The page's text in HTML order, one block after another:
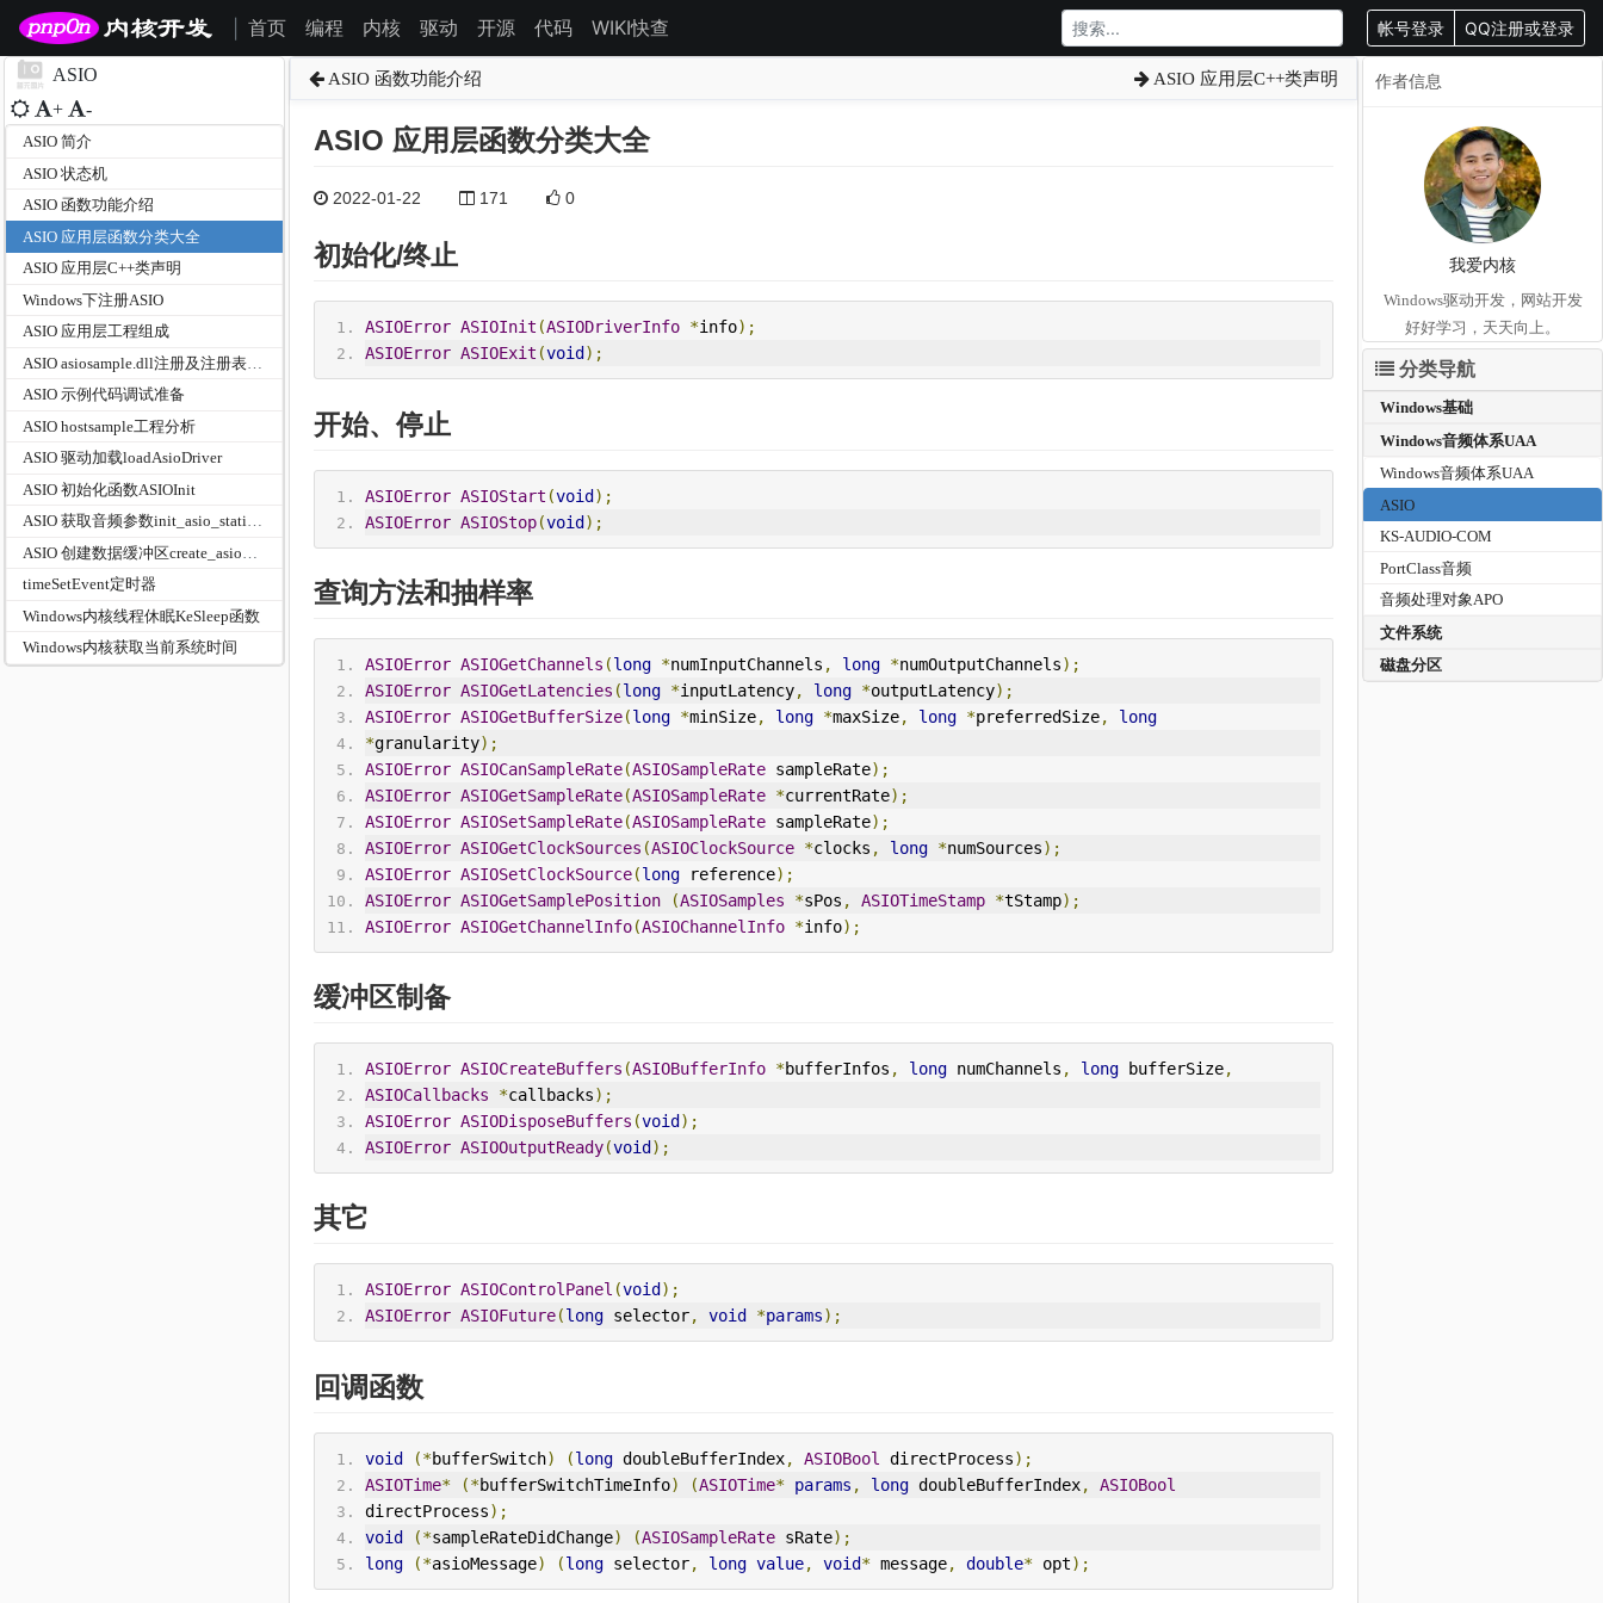
首页 编程 内核 驱动 开源 代码 WIKI快查 帐号登录 QQ注册或登录
ASIO
+ -
ASIO 简介
ASIO 状态机
ASIO 函数功能介绍
ASIO 应用层函数分类大全
ASIO 应用层C++类声明
Windows下注册ASIO
ASIO 应用层工程组成
ASIO 示例代码调试准备
ASIO hostsample工程分析
ASIO 驱动加载loadAsioDriver
ASIO 初始化函数ASIOInit
ASIO 获取音频参数init_asio_static_data函数
timeSetEvent定时器
Windows内核线程休眠KeSleep函数
Windows内核获取当前系统时间
ASIO 函数功能介绍 ASIO 应用层C++类声明
ASIO 应用层函数分类大全
2022-01-22 171 0
初始化/终止
ASIOError ASIOInit (ASIODriverInfo *info);
ASIOError ASIOExit (void );
开始、停止
ASIOError ASIOStart (void );
ASIOError ASIOStop(void );
查询方法和抽样率
ASIOError ASIOGetChannels (long *numInputChannels , long *numOutputChannels);
ASIOError ASIOGetLatencies (long *inputLatency, long *outputLatency);
ASIOError ASIOGetBufferSize(long *minSize, long *maxSize, long *preferredSize,
long
*granularity);
ASIOError ASIOCanSampleRate(ASIOSampleRate sampleRate);
ASIOError ASIOGetSampleRate(ASIOSampleRate *currentRate);
ASIOError ASIOSetSampleRate(ASIOSampleRate sampleRate);
ASIOError ASIOGetClockSources (ASIOClockSource *clocks , long *numSources);
ASIOError ASIOSetClockSource(long reference);
ASIOError ASIOGetSamplePosition (ASIOSamples *sPos , ASIOTimeStamp *tStamp);
ASIOError ASIOGetChannelInfo(ASIOChannelInfo *info);
缓冲区制备
ASIOError ASIOCreateBuffers (ASIOBufferInfo *bufferInfos , long numChannels , long bufferSize,
ASIOCallbacks
*callbacks);
ASIOError ASIODisposeBuffers (void );
ASIOError ASIOOutputReady(void );
其它
ASIOError ASIOControlPanel (void );
ASIOError ASIOFuture(long selector, void *params);
回调函数
void (*bufferSwitch) (long doubleBufferIndex, ASIOBool directProcess);
ASIOTime* (*bufferSwitchTimeInfo) (ASIOTime* params , long doubleBufferIndex,
ASIOBool
directProcess);
void
(*sampleRateDidChange) (ASIOSampleRate sRate);
long
(*asioMessage) (long selector, long value, void* message, double* opt);
作者信息
我爱内核
Windows驱动开发，网站开发
好好学习，天天向上。
分类导航
Windows基础
Windows音频体系UAA
Windows音频体系UAA
ASIO
KS-AUDIO-COM
PortClass音频
音频处理对象APO
文件系统
磁盘分区